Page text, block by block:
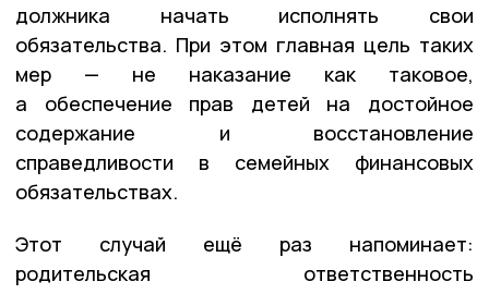
должника начать исполнять свои
обязательства. При этом главная цель таких
мер — не наказание как таковое,
а обеспечение прав детей на достойное
содержание и восстановление
справедливости в семейных финансовых
обязательствах.
Этот случай ещё раз напоминает:
родительская ответственность